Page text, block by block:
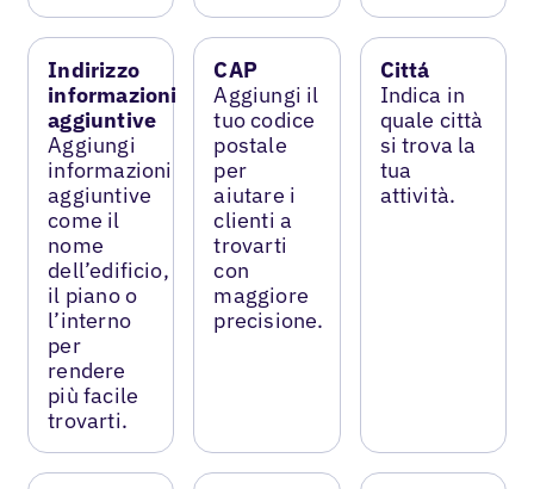
Indirizzo
informazioni
aggiuntive
Aggiungi
informazioni
aggiuntive
come il
nome
dell’edificio,
il piano o
l’interno
per
rendere
più facile
trovarti.
CAP
Aggiungi il
tuo codice
postale
per
aiutare i
clienti a
trovarti
con
maggiore
precisione.
Cittá
Indica in
quale città
si trova la
tua
attività.